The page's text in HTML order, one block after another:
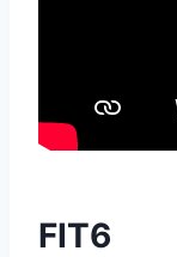
FIT6